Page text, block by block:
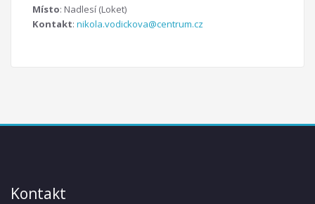
Místo: Nadlesí (Loket)
Kontakt: nikola.vodickova@centrum.cz
Kontakt